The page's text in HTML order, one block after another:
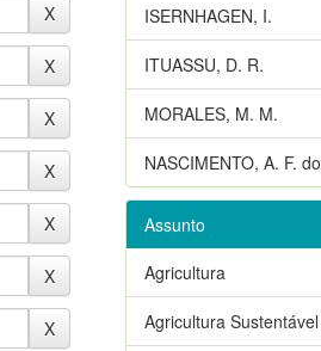
ISERNHAGEN, I.
ITUASSU, D. R.
MORALES, M. M.
NASCIMENTO, A. F. do
Assunto
Agricultura
Agricultura Sustentável